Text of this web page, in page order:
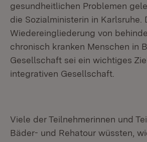
gesundheitlichen Problemen
die Sozialministerin in Karlsruhe.
Wiedereingliederung von
chronisch kranken Menschen in
Gesellschaft sei ein wichtiges
integrativen Gesellschaft.
Viele der Teilnehmerinnen und
Bäder- und Rehatour wüssten,